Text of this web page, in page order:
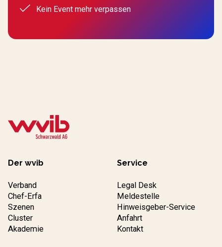
Kein Event mehr verpassen
Der wvib
Verband
Chef-Erfa
Szenen
Cluster
Akademie
Service
Legal Desk
Meldestelle
Hinweisgeber-Service
Anfahrt
Kontakt